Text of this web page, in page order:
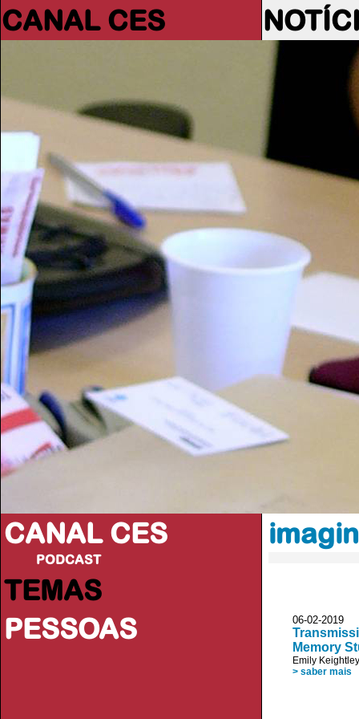
CANAL CES
CANAL CES
PODCAST
TEMAS
PESSOAS
06-02-
Memory
Emily Keightley
> saber mais